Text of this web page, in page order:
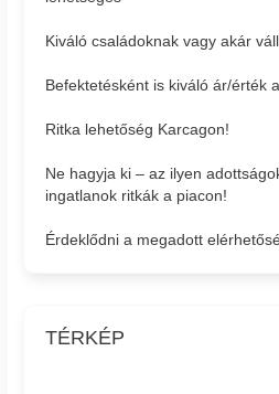
Kiváló családoknak vagy akár
Befektetésként is kiváló ár/érték
Ritka lehetőség Karcagon!
Ne hagyja ki – az ilyen
ingatlanok ritkák a piacon!
Érdeklődni a megadott
TÉRKÉP